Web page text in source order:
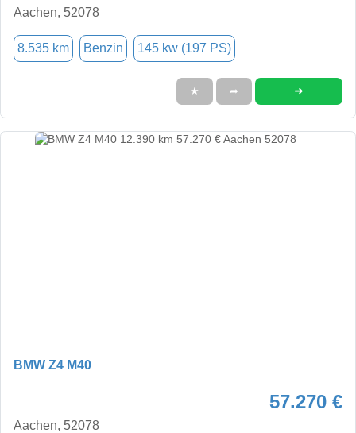
Aachen, 52078
8.535 km Benzin 145 kw (197 PS)
★ ➦ ➜
BMW Z4 M40
57.270 €
Aachen, 52078